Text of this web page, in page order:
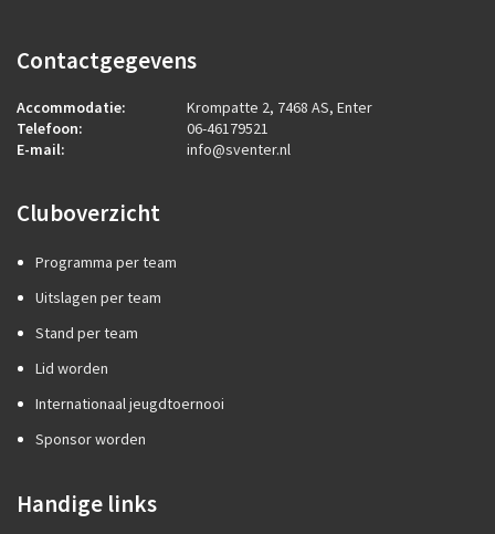
Contactgegevens
Accommodatie:
Krompatte 2, 7468 AS, Enter
Telefoon:
06-46179521
E-mail:
info@sventer.nl
Cluboverzicht
Programma per team
Uitslagen per team
Stand per team
Lid worden
Internationaal jeugdtoernooi
Sponsor worden
Handige links